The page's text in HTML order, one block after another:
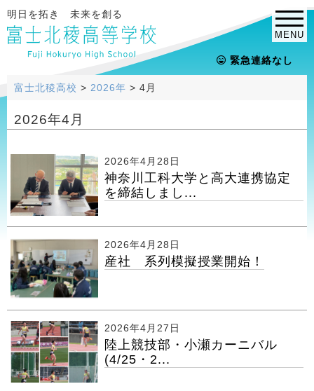
MENU
明日を拓き 未来を創る
緊急連絡なし
富士北稜高校 > 2026年 > 4月
2026年4月
2026年4月28日
神奈川工科大学と高大連携協定
を締結しまし...
2026年4月28日
産社 系列模擬授業開始！
2026年4月27日
陸上競技部・小瀬カーニバル
(4/25・2...